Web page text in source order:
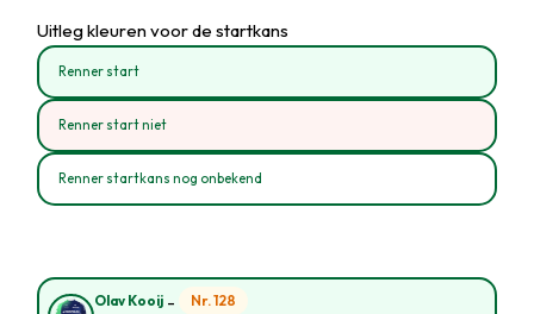
Uitleg kleuren voor de startkans
Renner start
Renner start niet
Renner startkans nog onbekend
Olav Kooij - Nr. 128